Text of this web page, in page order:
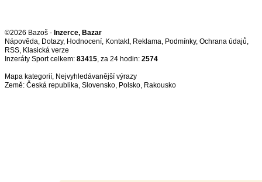
©2026 Bazoš - Inzerce, Bazar
Nápověda, Dotazy, Hodnocení, Kontakt, Reklama, Podmínky, Ochrana údajů,
RSS,
Inzeráty Sport celkem: 83415, za 24 hodin: 2574
Mapa kategorií, Nejvyhledávanější výrazy
Země: Česká republika, Slovensko, Polsko, Rakousko